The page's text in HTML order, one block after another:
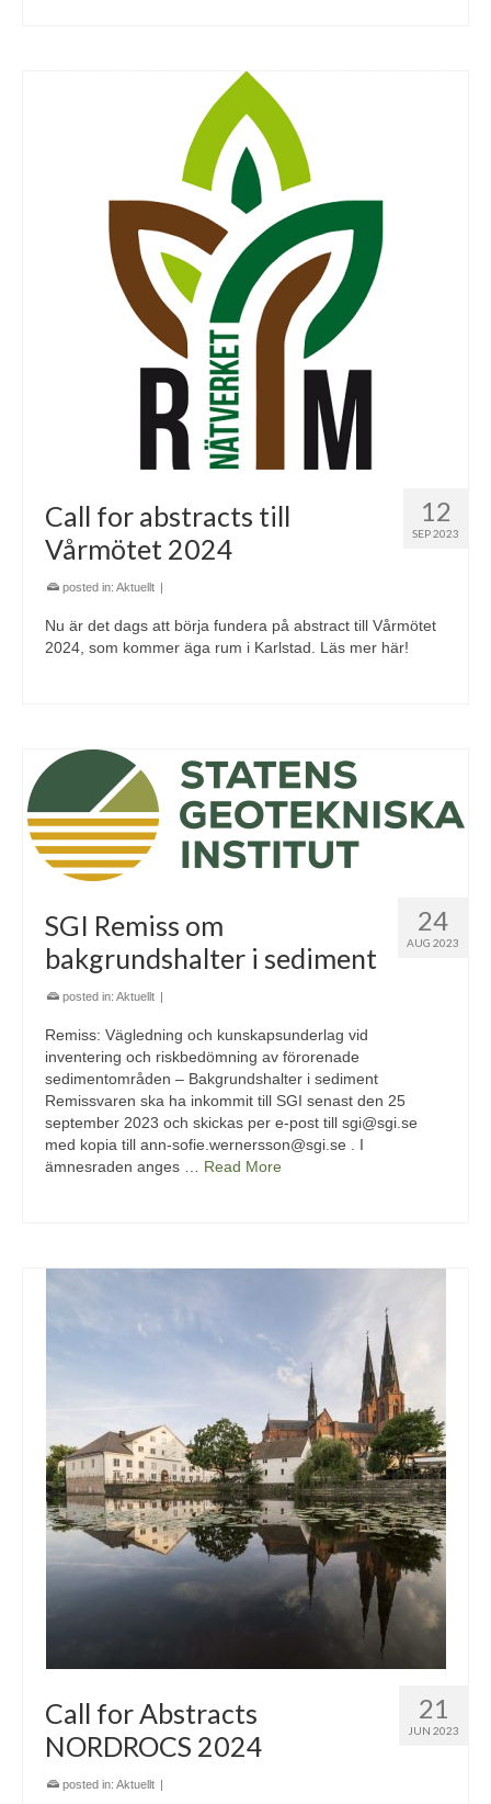
12
SEP 2023
Call for abstracts till
Vårmötet 2024
posted in: Aktuellt |
Nu är det dags att börja fundera på abstract till Vårmötet
2024, som kommer äga rum i Karlstad. Läs mer här!
24
AUG 2023
SGI Remiss om
bakgrundshalter i sediment
posted in: Aktuellt |
Remiss: Vägledning och kunskapsunderlag vid
inventering och riskbedömning av förorenade
sedimentområden – Bakgrundshalter i sediment
Remissvaren ska ha inkommit till SGI senast den 25
september 2023 och skickas per e-post till sgi@sgi.se
med kopia till ann-sofie.wernersson@sgi.se . I
ämnesraden anges … Read More
21
JUN 2023
Call for Abstracts
NORDROCS 2024
posted in: Aktuellt |